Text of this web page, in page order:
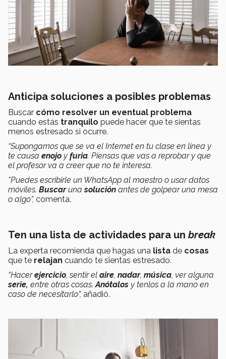
Anticipa soluciones a posibles problemas
Buscar cómo resolver un eventual problema
cuando estás tranquilo puede hacer que te sientas
menos estresado si ocurre.
“Supongamos que se va el Internet en tu clase en línea y
te causa enojo y furia. Piensas que vas a reprobar y que
el profesor va a creer que no te interesa.
"Puedes escribirle un WhatsApp al maestro o usar datos
móviles. Buscarunasolución antes de golpear una mesa
o algo”, comenta.
Ten una lista de actividades para un break
La experta recomienda que hagas una lista de cosas
que te relajan cuando te sientas estresado.
“Hacerejercicio , sentir el aire nadar, música , ver alguna
serie, entre otras cosas. Anótalos y tenlos a la mano en
caso de necesitarlo”, añadió.